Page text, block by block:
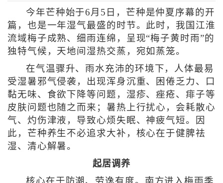
今年芒种始于6月5日，芒种是仲夏序幕的开
篇，也是一年湿气最盛的时节。此时，我国江淮
流域梅子成熟、细雨连绵，呈现“梅子黄时雨”的
独特气候，天地间湿热交蒸，宛如蒸笼。
在气温骤升、雨水充沛的环境下，人体最易
受湿暑邪气侵袭，出现浑身沉重、困倦乏力、口
黏无味、食欲下降等问题，湿疹、痤疮、痱子等
皮肤问题也随之而来；暑热上行扰心，会耗散心
气、灼伤津液，导致心烦失眠、神疲气短。因
此，芒种养生不必追求大补，核心在于健脾祛
湿、清心解暑。
起居调养